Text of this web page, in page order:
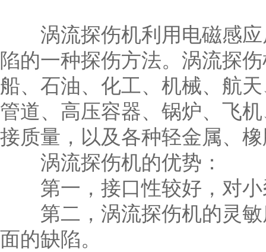
涡流探伤机利用电磁感应
陷的一种探伤方法。涡流探
船、石油、化工、机械、航
管道、高压容器、锅炉、飞
接质量，以及各种轻金属、
涡流探伤机的优势：
第一，接口性较好，对小
第二，涡流探伤机的灵敏
面的缺陷。